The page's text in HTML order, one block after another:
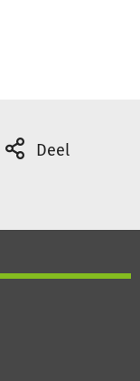
Deel